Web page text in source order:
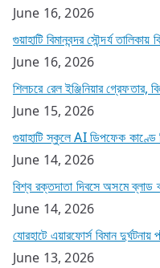
June 16, 2026
গুয়াহাটি বিমানবন্দর সৌন্দর্য তালিকায়
June 16, 2026
শিলচরে রেল ইঞ্জিনিয়ার
June 15, 2026
গুয়াহাটি স্কুলে AI ডিপফেক
June 14, 2026
বিশ্ব রক্তদাতা দিবসে অসমে ব্লাড
June 14, 2026
যোরহাটে এয়ারফোর্স বিমান
June 13, 2026